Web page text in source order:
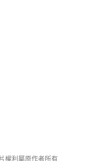
權利屬原作者所有